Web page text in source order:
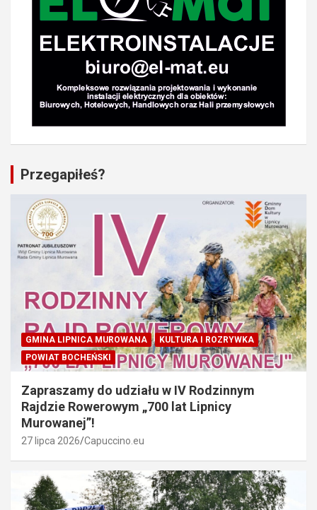
Przegapiłeś?
GMINA LIPNICA MUROWANA
KULTURA I ROZRYWKA
POWIAT BOCHEŃSKI
Zapraszamy do udziału w IV Rodzinnym
Rajdzie Rowerowym „700 lat Lipnicy
Murowanej”!
27 lipca 2026 Capuccino.eu